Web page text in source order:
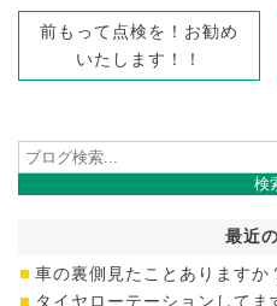
前もって点検を！お勧め
いたします！！
最近
車の裏側見たことありますか
タイヤローテーションしてま